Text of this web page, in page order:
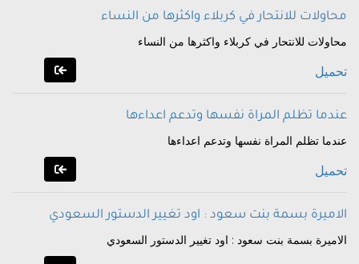
محاولات للانتحار في كربلاء واكثرها من النساء
محاولات للانتحار في كربلاء واكثرها من النساء
تحميل
عندما تظلم المراة نفسها وتدعم اعداءها
عندما تظلم المراة نفسها وتدعم اعداءها
تحميل
الاميرة بسمة بنت سعود : اود تغيير الدستور السعودي
الاميرة بسمة بنت سعود : اود تغيير الدستور السعودي